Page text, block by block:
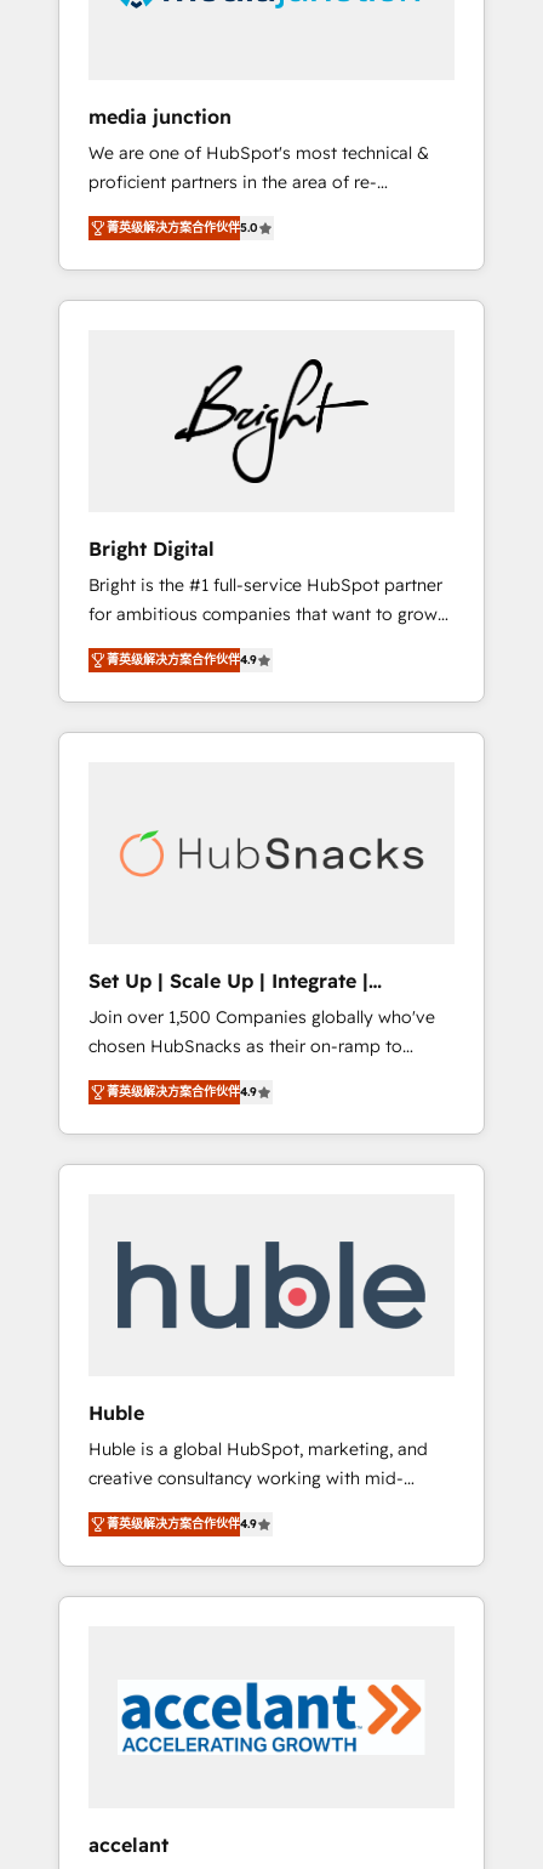
media junction
We are one of HubSpot's most technical &
proficient partners in the area of re-
platforming, website design & development.
We specialize in multi-hub implementations
for mid-market & enterprise companies. We
are woman-owned, powered by coffee, and
Impact Award 🏆2022 Technical Expertise
Impact Award 🏆2022 Platform Migration
Excellence Impact Award 🏆2020 Elite
Solutions Partner 🏆2019 Integrations
Website Design HubSpot Impact Award 🏆
2017 Website Design HubSpot Impact Award
🏆2016 Growth-Driven Design Agency of the
Year 🏆2016 Sales Enablement HubSpot
Impact Award 🏆2015 Growth-Driven Design
Agency of the Year 🏆2015 Became the 5th
Agency to reach Diamond 🏆2014 HubSpot
Became a HubSpot Partner 📆Founded in
菁英级解决方案合作伙伴5.0
Bright Digital
Bright is the #1 full-service HubSpot partner
for ambitious companies that want to grow
smarter. From HubSpot onboarding, to
training, from developing a new website to
lead generation and digital marketing; we do
it all (and with great results)! In short, our
modules, integrations - Marketing & sales
solutions: digital marketing, advertising,
people, exciting ideas and can-do mentality,
we ensure revenue growth on a daily basis.
So tell us your challenge; our passionate and
growth driven team of 100+ experts is ready
for you! Driving digital growth |
www.brightdigital.com
菁英级解决方案合作伙伴4.9
Set Up | Scale Up | Integrate |
HubSnacks FlexPlan
Join over 1,500 Companies globally who've
chosen HubSnacks as their on-ramp to
HubSpot since 2014 Simple pay-as-you-go
plans that accelerate value... 1️⃣ Set Up |
Onboarding New or Check-fixing existing
HubSpot portals 2️⃣ Scale Up | 100% HubSpot
API Integration project... ⬅️ Click "Contact
Business" ⬅️ to access 150+ Kickstart
Paypal 💰 Sage or Netsuite 🤖 Google or
Microsoft ✍️ DocuSign or PandaDoc 🌐
Avalara or Quaderno HubSnacks holds the
rare Advanced "Custom Integrations"
Accreditation, securely sync data across... 🔄
any apps, in any direction. Stuck on your old
CRM..? Migrate | seamlessly off your old CRM
our in-house "HubScrub" Tool.
菁英级解决方案合作伙伴4.9
Huble
Huble is a global HubSpot, marketing, and
creative consultancy working with mid-
market and enterprise businesses. We go
beyond implementation, shaping the
strategy, processes, and teams that turn
HubSpot into a genuine growth engine.
5 partners worldwide, and with over 15 years
in the ecosystem, Huble has built a track
record that speaks for itself. One company,
Singapore, and South Africa. Certified
菁英级解决方案合作伙伴4.9
accelant